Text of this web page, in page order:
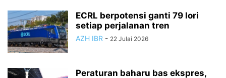
ECRL berpotensi ganti 79 lori
setiap perjalanan tren
AZH IBR - 22 Julai 2026
Peraturan baharu bas ekspres,